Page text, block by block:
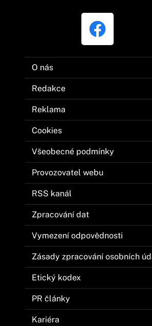
O nás
Redakce
Reklama
Cookies
Všeobecné podmínky
Provozovatel webu
RSS kanál
Zpracování dat
Vymezení odpovědnosti
Zásady zpracování osobních
Etický kodex
PR články
Kariéra